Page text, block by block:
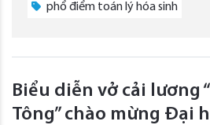
phổ điểm toán lý hóa sinh
Biểu diễn vở cải lương
Tông” chào mừng Đại